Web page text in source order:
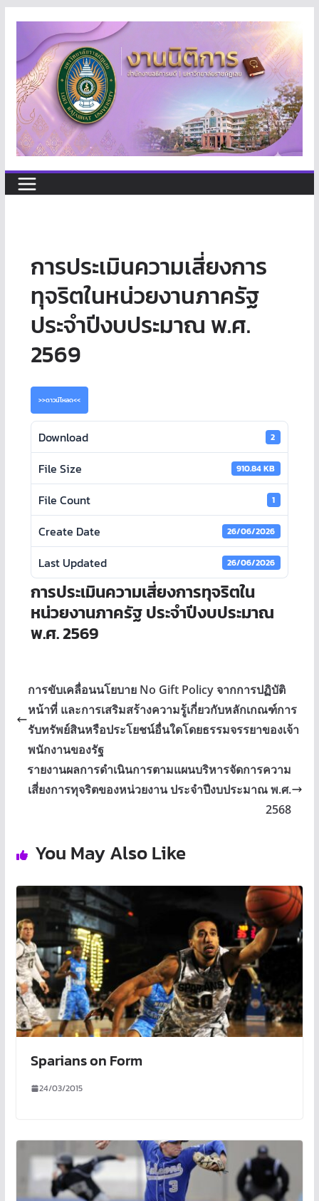
content
การประเมินความเสี่ยงการ
ทุจริตในหน่วยงานภาครัฐ
ประจำปีงบประมาณ พ.ศ.
2569
>>ดาวน์โหลด<<
Download 2
File Size 910.84 KB
File Count 1
Create Date 26/06/2026
Last Updated 26/06/2026
การประเมินความเสี่ยงการทุจริตใน
หน่วยงานภาครัฐ ประจำปีงบประมาณ
พ.ศ. 2569
การขับเคลื่อนนโยบาย No Gift Policy จากการปฏิบัติ
หน้าที่ และการเสริมสร้างความรู้เกี่ยวกับหลักเกณฑ์การ
รับทรัพย์สินหรือประโยชน์อื่นใดโดยธรรมจรรยาของเจ้า
พนักงานของรัฐ
รายงานผลการดำเนินการตามแผนบริหารจัดการความ
เสี่ยงการทุจริตของหน่วยงาน ประจำปีงบประมาณ พ.ศ.
2568
You May Also Like
Sparians on Form
24/03/2015